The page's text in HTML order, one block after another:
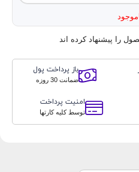
باز پرداخت پول
ضمانت 30 روزه
امنیت پرداخت
توسط کلیه کارتها